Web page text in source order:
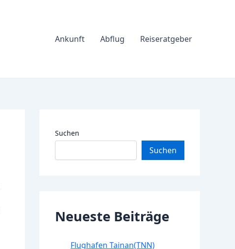
Ankunft Abflug Reiseratgeber
Suchen
Suchen
Neueste Beiträge
Flughafen Tainan(TNN)